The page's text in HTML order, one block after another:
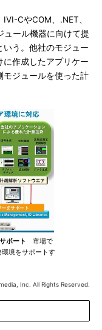
CやCOM、.NET、
ュール機器に向けて提
う。他社のモジュー
に作成したアプリケー
モジュールを使った計
ポート
市場で
境をサポートす
Inc. All Rights Reserved.